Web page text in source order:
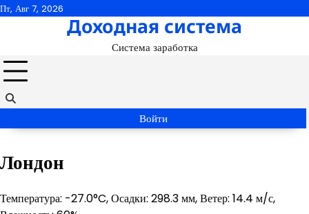
Перейти
Пт, Авг 7, 2026
Доходная система
Система заработка
Войти
Лондон
Температура: -27.0°C, Осадки: 298.3 мм, Ветер: 14.4 м/с,